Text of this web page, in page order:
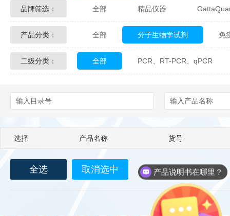
品牌筛选： 全部 精品仪器
Glycon Biochem Sterlitech
Echelon Biosciences Verichem
Biotez Berlin Diametra
Berry & Associates Zedira
LGC Maine Standards Biolife
产品分类： 全部 分子生物学试剂 免
化学及生物化学试剂 材料学试剂
二级分类： 全部 PCR、RT-PCR、qPCR
选择 产品名称 货号
全选 取消选中 产品说明书在哪里？